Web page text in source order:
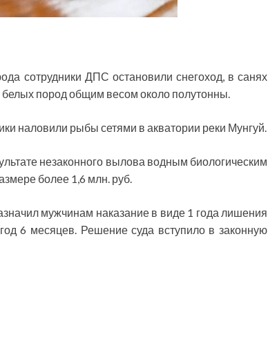
сотрудники ДПС остановили снегоход, в санях
пород общим весом около полутонны.
наловили рыбы сетями в акватории реки Мунгуй.
незаконного вылова водным биологическим
более 1,6 млн. руб.
мужчинам наказание в виде 1 года лишения
6 месяцев. Решение суда вступило в законную